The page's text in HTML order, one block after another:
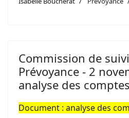
Commission de
Prévoyance - 2
analyse des
Document : analyse des